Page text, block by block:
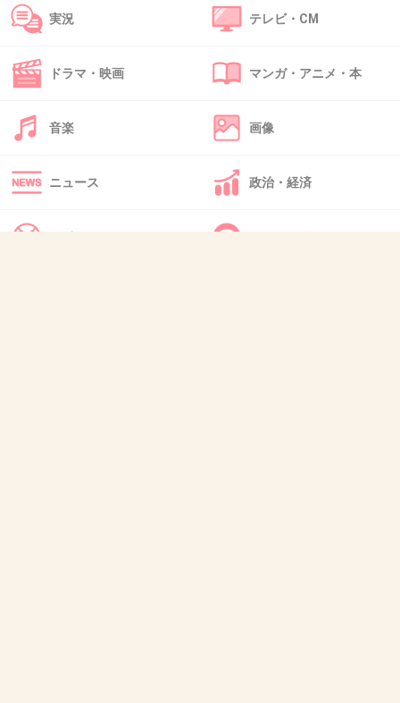
34. 匿名 2015/10/31(土) 16:39:08
実質ぐっさんをいかにして捕まえるかになって
+17
実況 テレビ・CM
ドラマ・映画 マンガ・アニメ・本
音楽 画像
ニュース 政治・経済